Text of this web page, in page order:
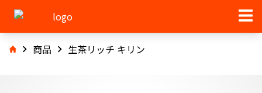
商品 生茶リッチ キリン